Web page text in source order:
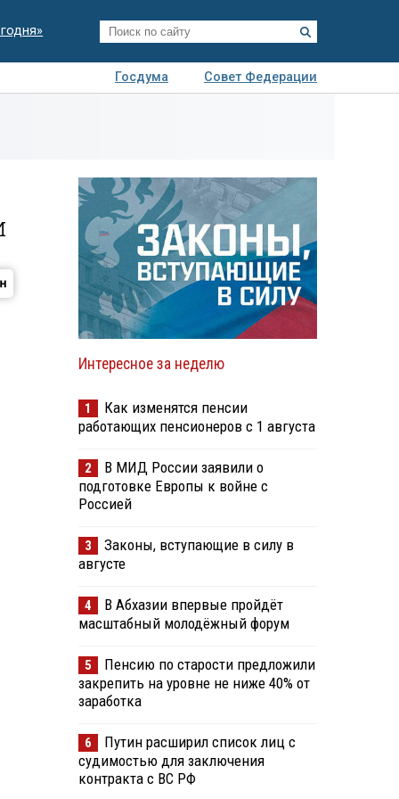
Госдума
Совет Федерации
Интересное за неделю
1
Как изменятся пенсии
работающих пенсионеров с 1 августа
2
В МИД России заявили о
подготовке Европы к войне с
Россией
3
Законы, вступающие в силу в
августе
4
В Абхазии впервые пройдёт
масштабный молодёжный форум
5
Пенсию по старости предложили
закрепить на уровне не ниже 40% от
заработка
6
Путин расширил список лиц с
судимостью для заключения
контракта с ВС РФ